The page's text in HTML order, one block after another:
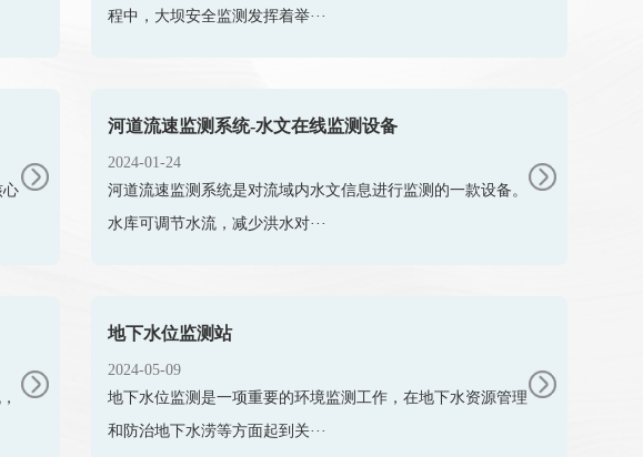
程中，大坝安全监测发挥着举···
心
河道流速监测系统-水文在线监测设备
2024-01-24
河道流速监测系统是对流域内水文信息进行监测的一款设备。
水库可调节水流，减少洪水对···
地下水位监测站
2024-05-09
地下水位监测是一项重要的环境监测工作，在地下水资源管理
和防治地下水涝等方面起到关···